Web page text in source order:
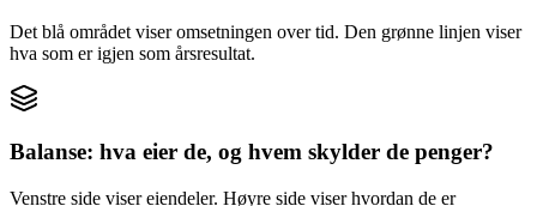
Det blå området viser omsetningen over tid. Den grønne linjen viser
hva som er igjen som årsresultat.
Balanse: hva eier de, og hvem skylder de penger?
Venstre side viser eiendeler. Høyre side viser hvordan de er